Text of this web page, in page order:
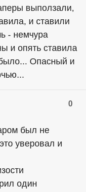
выползали,
и ставили
- немчура
и опять ставила
Опасный и
0
был не
уверовал и
один